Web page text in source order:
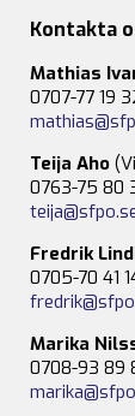
Kontakta
Mathias
0707-77 19
Teija Aho
0763-75 80
Fredrik
0705-70 41
Marika
0708-93 89